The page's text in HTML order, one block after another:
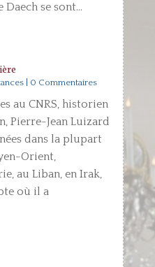
Daech se sont...
| 0 Commentaires
au CNRS, historien
Pierre-Jean Luizard
dans la plupart
Orient,
au Liban, en Irak,
où il a